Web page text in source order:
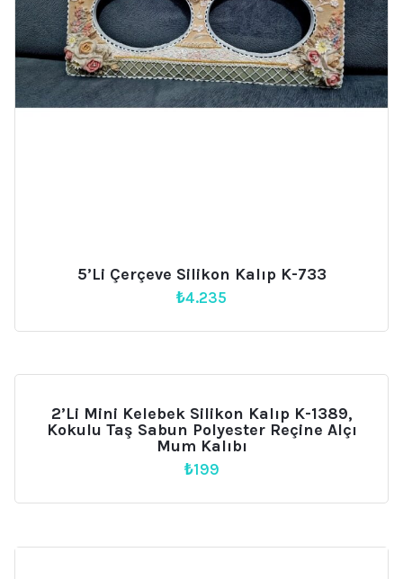
5’li Çerçeve Silikon Kalıp K-733
₺4.235
2’li Mini Kelebek Silikon Kalıp K-1389,
Kokulu Taş Sabun Polyester Reçine Alçı
Mum Kalıbı
₺199